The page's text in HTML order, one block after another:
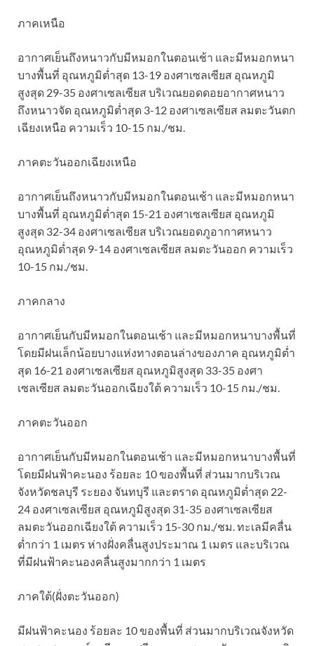
ภาคเหนือ
อากาศเย็นถึงหนาวกับมีหมอกในตอนเช้า และมีหมอกหนา
บางพื้นที่ อุณหภูมิต่ำสุด 13-19 องศาเซลเซียส อุณหภูมิ
สูงสุด 29-35 องศาเซลเซียส บริเวณยอดดอยอากาศหนาว
ถึงหนาวจัด อุณหภูมิต่ำสุด 3-12 องศาเซลเซียส ลมตะวันตก
เฉียงเหนือ ความเร็ว 10-15 กม./ชม.
ภาคตะวันออกเฉียงเหนือ
อากาศเย็นถึงหนาวกับมีหมอกในตอนเช้า และมีหมอกหนา
บางพื้นที่ อุณหภูมิต่ำสุด 15-21 องศาเซลเซียส อุณหภูมิ
สูงสุด 32-34 องศาเซลเซียส บริเวณยอดภูอากาศหนาว
อุณหภูมิต่ำสุด 9-14 องศาเซลเซียส ลมตะวันออก ความเร็ว
10-15 กม./ชม.
ภาคกลาง
อากาศเย็นกับมีหมอกในตอนเช้า และมีหมอกหนาบางพื้นที่
โดยมีฝนเล็กน้อยบางแห่งทางตอนล่างของภาค อุณหภูมิต่ำ
สุด 16-21 องศาเซลเซียส อุณหภูมิสูงสุด 33-35 องศา
เซลเซียส ลมตะวันออกเฉียงใต้ ความเร็ว 10-15 กม./ชม.
ภาคตะวันออก
อากาศเย็นกับมีหมอกในตอนเช้า และมีหมอกหนาบางพื้นที่
โดยมีฝนฟ้าคะนอง ร้อยละ 10 ของพื้นที่ ส่วนมากบริเวณ
จังหวัดชลบุรี ระยอง จันทบุรี และตราด อุณหภูมิต่ำสุด 22-
24 องศาเซลเซียส อุณหภูมิสูงสุด 31-35 องศาเซลเซียส
ลมตะวันออกเฉียงใต้ ความเร็ว 15-30 กม./ชม. ทะเลมีคลื่น
ต่ำกว่า 1 เมตร ห่างฝั่งคลื่นสูงประมาณ 1 เมตร และบริเวณ
ที่มีฝนฟ้าคะนองคลื่นสูงมากกว่า 1 เมตร
ภาคใต้(ฝั่งตะวันออก)
มีฝนฟ้าคะนอง ร้อยละ 10 ของพื้นที่ ส่วนมากบริเวณจังหวัด